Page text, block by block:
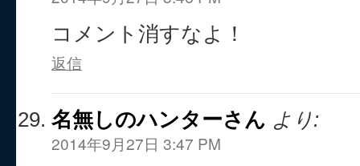
コメント消すなよ！
返信
名無しのハンターさん より:
2014年9月27日 3:47 PM